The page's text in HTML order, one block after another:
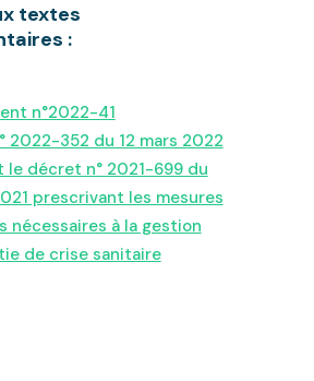
textes
:
n°2022-41
2022-352 du 12 mars 2022
le décret n° 2021-699 du
prescrivant les mesures
nécessaires à la gestion
de crise sanitaire